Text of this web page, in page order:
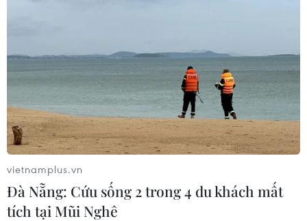
vietnamplus.vn
Đà Nẵng: Cứu sống 2 trong 4 du khách mất
tích tại Mũi Nghê